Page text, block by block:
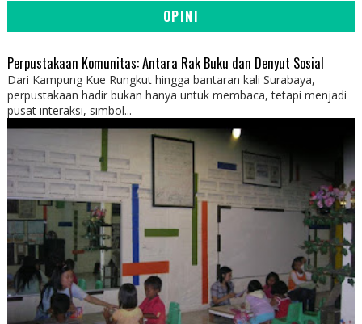
OPINI
Perpustakaan Komunitas: Antara Rak Buku dan Denyut Sosial
Dari Kampung Kue Rungkut hingga bantaran kali Surabaya,
perpustakaan hadir bukan hanya untuk membaca, tetapi menjadi
pusat interaksi, simbol...